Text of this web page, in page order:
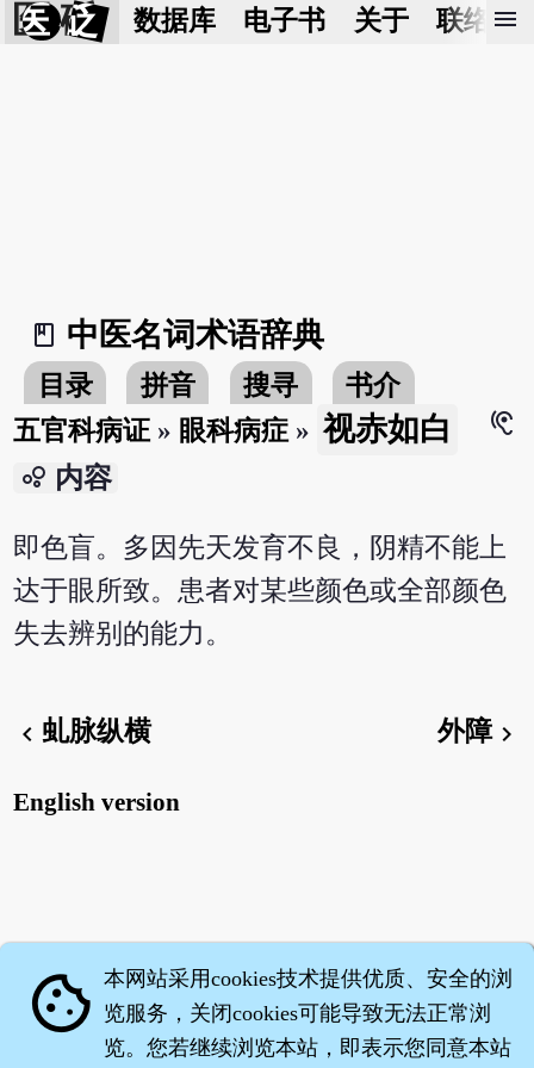
医 砭 数据库 电子书 关于 联络我
menu
book_2
中医名词术语辞典
目录 拼音 搜寻
书介
五官科病证 » 眼科病症 » 视赤如白
hearing
bubble_chart 内容
即色盲。多因先天发育不良，阴精不能上
达于眼所致。患者对某些颜色或全部颜色
失去辨别的能力。
chevron_left虬脉纵横 外障chevron_right
English version
cookie 本网站采用cookies技术提供优质、安全的浏
览服务，关闭cookies可能导致无法正常浏
览。您若继续浏览本站，即表示您同意本站